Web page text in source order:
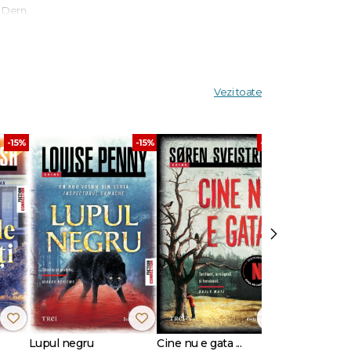
de
se
ar fi
Vezi toate
-15% -15%
Lupul negru
-30%
Cine nu e gata ...
›